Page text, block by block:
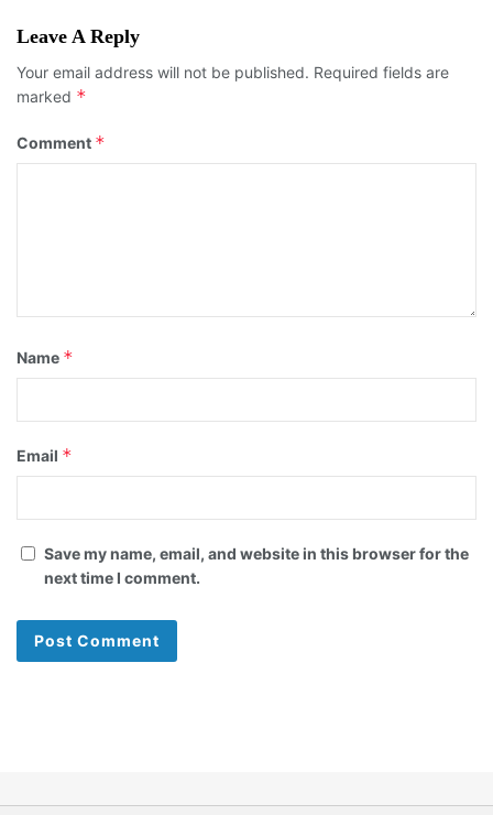
Leave A Reply
Your email address will not be published. Required fields are
marked *
Comment *
Name *
Email *
Save my name, email, and website in this browser for the
next time I comment.